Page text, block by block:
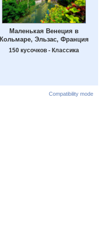
Маленькая Венеция в
Кольмаре, Эльзас, Франция
150 кусочков - Классика
Compatibility mode